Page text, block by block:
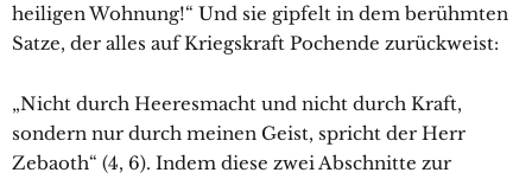
heiligen Wohnung!“ Und sie gipfelt in dem berühmten
Satze, der alles auf Kriegskraft Pochende zurückweist:
„Nicht durch Heeresmacht und nicht durch Kraft,
sondern nur durch meinen Geist, spricht der Herr
Zebaoth“ (4, 6). Indem diese zwei Abschnitte zur